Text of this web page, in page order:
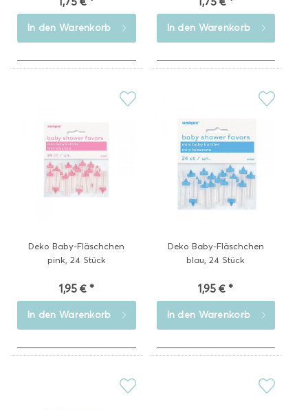
In den Warenkorb In den Warenkorb
Deko Baby-Fläschchen
pink, 24 Stück
1,95 € *
In den Warenkorb
Deko Baby-Fläschchen
blau, 24 Stück
1,95 € *
In den Warenkorb